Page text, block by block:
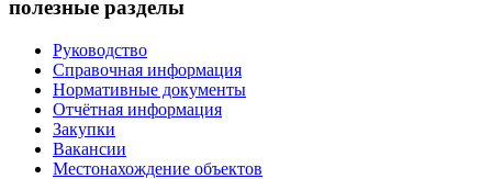
полезные разделы
Руководство
Справочная информация
Нормативные документы
Отчётная информация
Закупки
Вакансии
Местонахождение объектов